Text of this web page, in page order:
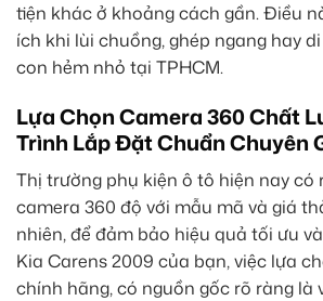
tiện khác ở khoảng cách gần. Điều
ích khi lùi chuồng, ghép ngang hay
con hẻm nhỏ tại TPHCM.
Lựa Chọn Camera 360 Chất
Trình Lắp Đặt Chuẩn Chuyên
Thị trường phụ kiện ô tô hiện nay có
camera 360 độ với mẫu mã và giá
nhiên, để đảm bảo hiệu quả tối ưu
Kia Carens 2009 của bạn, việc lựa
chính hãng, có nguồn gốc rõ ràng là